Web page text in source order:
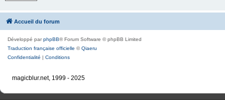
Accueil du forum
Développé parphpBB® Forum Software © phpBB Limited
Traduction française officielle ©Qiaeru
Confidentialité | Conditions
magicblur.net, 1999 - 2025